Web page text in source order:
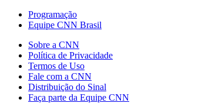
Programação
Equipe CNN Brasil
Sobre a CNN
Política de Privacidade
Termos de Uso
Fale com a CNN
Distribuição do Sinal
Faça parte da Equipe CNN